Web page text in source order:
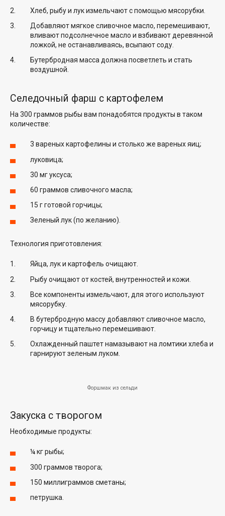
Хлеб, рыбу и лук измельчают с помощью мясорубки.
Добавляют мягкое сливочное масло, перемешивают,
вливают подсолнечное масло и взбивают деревянной
ложкой, не останавливаясь, всыпают соду.
Бутербродная масса должна посветлеть и стать
воздушной.
Селедочный фарш с картофелем
На 300 граммов рыбы вам понадобятся продукты в таком
количестве:
3 вареных картофелины и столько же вареных яиц;
луковица;
30 мг уксуса;
60 граммов сливочного масла;
15 г готовой горчицы;
Зеленый лук (по желанию).
Технология приготовления:
Яйца, лук и картофель очищают.
Рыбу очищают от костей, внутренностей и кожи.
Все компоненты измельчают, для этого используют
мясорубку.
В бутербродную массу добавляют сливочное масло,
горчицу и тщательно перемешивают.
Охлажденный паштет намазывают на ломтики хлеба и
гарнируют зеленым луком.
Форшмак из сельди
Закуска с творогом
Необходимые продукты:
¼ кг рыбы;
300 граммов творога;
150 миллиграммов сметаны;
петрушка.